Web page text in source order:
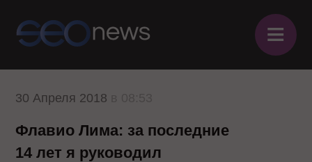
≡
30 Апреля 2018
Флавио Лима: за последние
14 лет я руководил